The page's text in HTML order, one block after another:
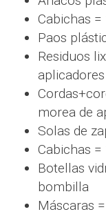
Cabichas =
Paos
Residuos
morea de
Solas de
Cabichas =
Botellas
bombilla
Máscaras